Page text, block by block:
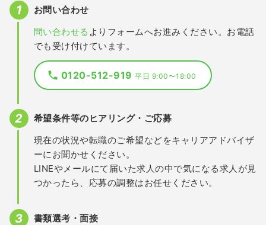
お問い合わせ
問い合わせる よりフォームへお進みください。お電話
でも受け付けています。
0120-512-919平日 9:00〜18:00
希望条件等のヒアリング・ご応募
現在の状況や転職のご希望などをキャリアアドバイザ
ーにお聞かせください。
LINEやメールにて届いた求人の中で気になる求人が見
つかったら、応募の調整はお任せください。
書類選考・面接